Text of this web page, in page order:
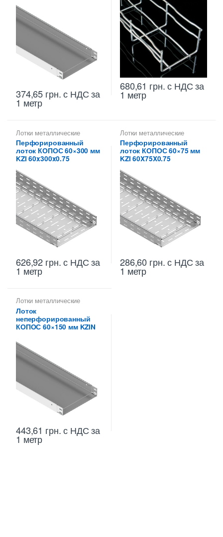
374,65 грн.с НДС за
1 метр
680,61 грн.с НДС за
1 метр
Лотки металлические
высотой 60 мм
Перфорированные лотки
высотой 60 мм
Перфорированный
лоток КОПОС 60×300 мм
KZI 60x300x0.75
626,92 грн.с НДС за
1 метр
Лотки металлические
высотой 60 мм
Перфорированные лотки
высотой 60 мм
Перфорированный
лоток КОПОС 60×75 мм
KZI 60X75X0.75
286,60 грн.с НДС за
1 метр
Лотки металлические
высотой 60 мм
Неперфорированные лотки
высотой 60 мм
Лоток
неперфорированный
КОПОС 60×150 мм KZIN
443,61 грн.с НДС за
1 метр